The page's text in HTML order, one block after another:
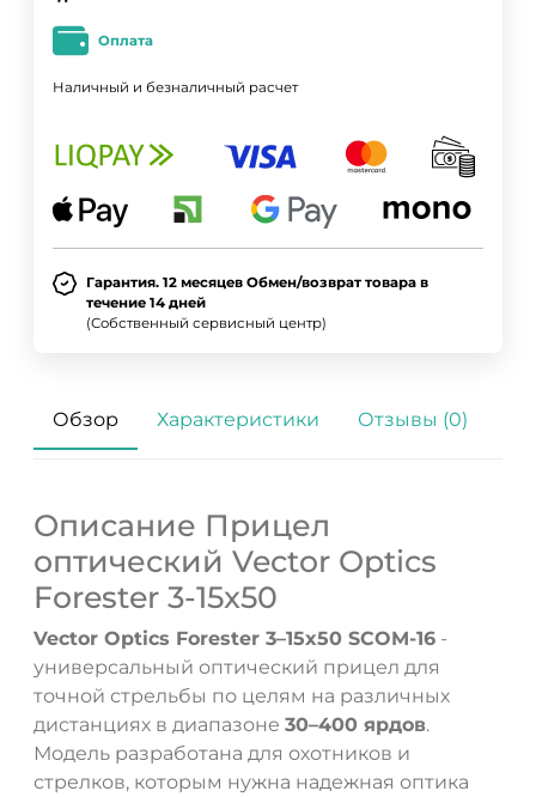
Оплата
Наличный и безналичный расчет
Гарантия. 12 месяцев Обмен/возврат товара в
течение 14 дней
(Собственный сервисный центр)
Обзор Характеристики Отзывы (0)
Описание Прицел
оптический Vector Optics
Forester 3-15x50
Vector Optics Forester 3–15x50 SCOM-16 -
универсальный оптический прицел для
точной стрельбы по целям на различных
дистанциях в диапазоне 30–400 ярдов.
Модель разработана для охотников и
стрелков, которым нужна надежная оптика